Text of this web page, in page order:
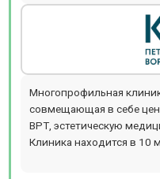
Многопрофильная
совмещающая в себе
ВРТ, эстетическую
Клиника находится в 10